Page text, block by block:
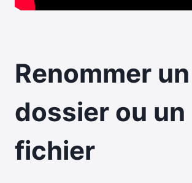
Renommer un
dossier ou un
fichier